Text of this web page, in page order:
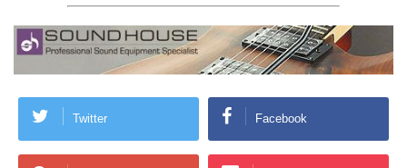
Twitter Facebook